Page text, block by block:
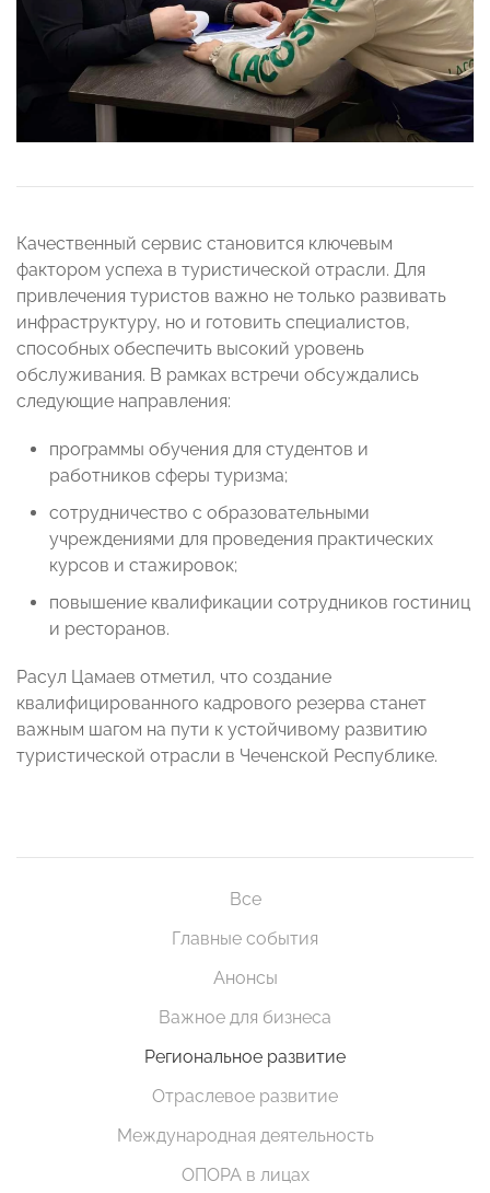
Качественный сервис становится ключевым
фактором успеха в туристической отрасли. Для
привлечения туристов важно не только развивать
инфраструктуру, но и готовить специалистов,
способных обеспечить высокий уровень
обслуживания. В рамках встречи обсуждались
следующие направления:
программы обучения для студентов и
работников сферы туризма;
сотрудничество с образовательными
учреждениями для проведения практических
курсов и стажировок;
повышение квалификации сотрудников гостиниц
и ресторанов.
Расул Цамаев отметил, что создание
квалифицированного кадрового резерва станет
важным шагом на пути к устойчивому развитию
туристической отрасли в Чеченской Республике.
Все
Главные события
Анонсы
Важное для бизнеса
Региональное развитие
Отраслевое развитие
Международная деятельность
ОПОРА в лицах